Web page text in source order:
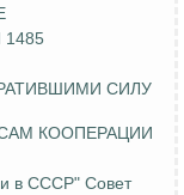
1485
СИЛУ
КООПЕРАЦИИ
в СССР" Совет